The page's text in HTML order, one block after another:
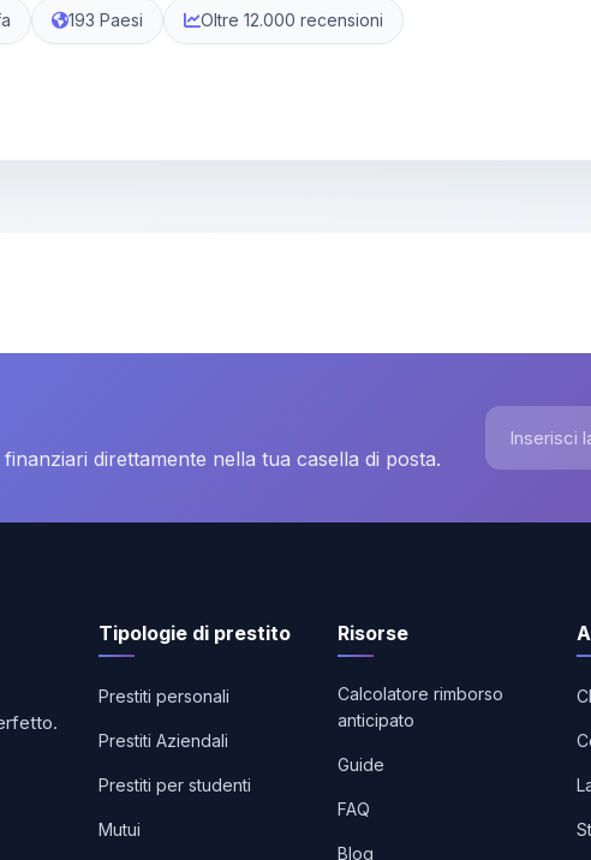
193 Paesi Oltre 12.000 recensioni
direttamente nella tua casella di posta.
Inserisci la
Tipologie di prestito
Prestiti personali
Prestiti Aziendali
Prestiti per studenti
Mutui
Risorse
Calcolatore rimborso
anticipato
Guide
FAQ
Blog